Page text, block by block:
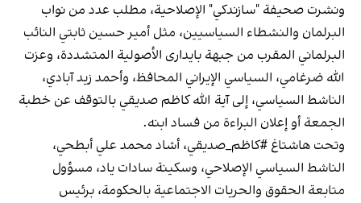
ونشرت صحيفة "سازندكي" الإصلاحية، مطلب عدد من نواب
البرلمان والنشطاء السياسيين، مثل أمير حسين ثابتي النائب
البرلماني المقرب من جبهة بايدارى الأصولية المتشددة، وعزت
الله ضرغامي، السياسي الإيراني المحافظ، وأحمد زيد آبادي،
الناشط السياسي، إلى آية الله كاظم صديقي بالتوقف عن خطبة
الجمعة أو إعلان البراءة من فساد ابنه.
وتحت هاشتاغ #كاظم_صديقي، أشاد محمد علي أبطحي،
الناشط السياسي الإصلاحي، وسكينة سادات ياد، مسؤول
متابعة الحقوق والحريات الاجتماعية بالحكومة، برئيس